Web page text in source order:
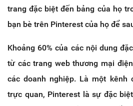
trang đặc biệt đến bảng của họ
bạn bè trên Pinterest của họ để
Khoảng 60% của các nội dung
từ các trang web thương mại
các doanh nghiệp. Là một kênh
trực quan, Pinterest là sự đặc